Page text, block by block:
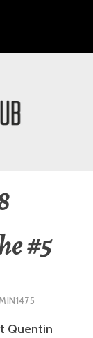
#5
Quentin